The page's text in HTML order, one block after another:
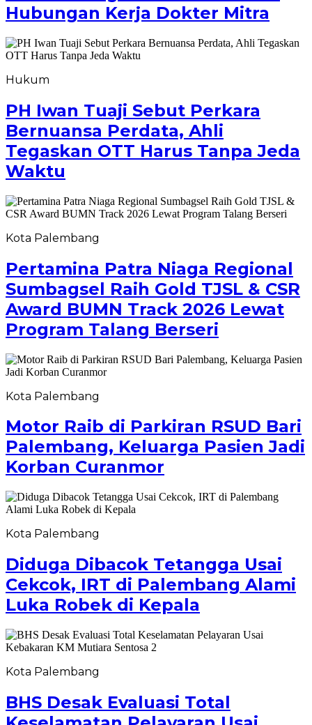
Hubungan Kerja Dokter Mitra
Hukum
PH Iwan Tuaji Sebut Perkara
Bernuansa Perdata, Ahli
Tegaskan OTT Harus Tanpa Jeda
Waktu
Kota Palembang
Pertamina Patra Niaga Regional
Sumbagsel Raih Gold TJSL & CSR
Award BUMN Track 2026 Lewat
Program Talang Berseri
Kota Palembang
Motor Raib di Parkiran RSUD Bari
Palembang, Keluarga Pasien Jadi
Korban Curanmor
Kota Palembang
Diduga Dibacok Tetangga Usai
Cekcok, IRT di Palembang Alami
Luka Robek di Kepala
Kota Palembang
BHS Desak Evaluasi Total